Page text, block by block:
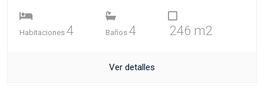
Habitaciones 4 Baños 4 246 m2
Ver detalles